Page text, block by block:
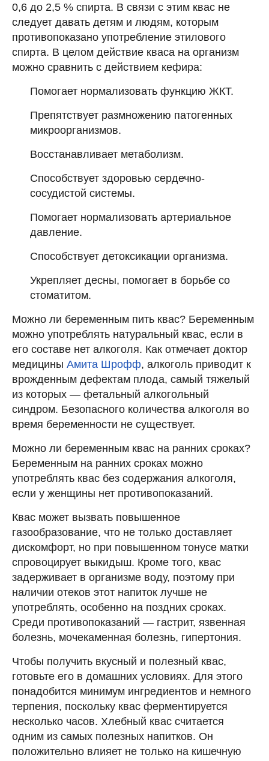
0,6 до 2,5 % спирта. В связи с этим квас не
следует давать детям и людям, которым
противопоказано употребление этилового
спирта. В целом действие кваса на организм
можно сравнить с действием кефира:
Помогает нормализовать функцию ЖКТ.
Препятствует размножению патогенных
микроорганизмов.
Восстанавливает метаболизм.
Способствует здоровью сердечно-
сосудистой системы.
Помогает нормализовать артериальное
давление.
Способствует детоксикации организма.
Укрепляет десны, помогает в борьбе со
стоматитом.
Можно ли беременным пить квас? Беременным
можно употреблять натуральный квас, если в
его составе нет алкоголя. Как отмечает доктор
медицины Амита Шрофф, алкоголь приводит к
врожденным дефектам плода, самый тяжелый
из которых — фетальный алкогольный
синдром. Безопасного количества алкоголя во
время беременности не существует.
Можно ли беременным квас на ранних сроках?
Беременным на ранних сроках можно
употреблять квас без содержания алкоголя,
если у женщины нет противопоказаний.
Квас может вызвать повышенное
газообразование, что не только доставляет
дискомфорт, но при повышенном тонусе матки
спровоцирует выкидыш. Кроме того, квас
задерживает в организме воду, поэтому при
наличии отеков этот напиток лучше не
употреблять, особенно на поздних сроках.
Среди противопоказаний — гастрит, язвенная
болезнь, мочекаменная болезнь, гипертония.
Чтобы получить вкусный и полезный квас,
готовьте его в домашних условиях. Для этого
понадобится минимум ингредиентов и немного
терпения, поскольку квас ферментируется
несколько часов. Хлебный квас считается
одним из самых полезных напитков. Он
положительно влияет не только на кишечную